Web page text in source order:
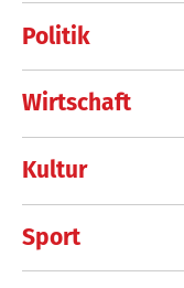
Politik
Wirtschaft
Kultur
Sport